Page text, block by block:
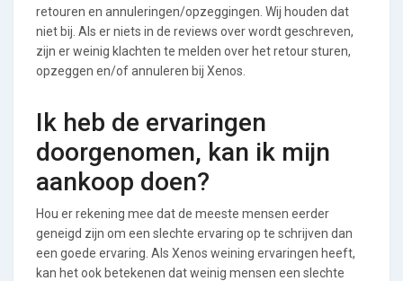
retouren en annuleringen/opzeggingen. Wij houden dat
niet bij. Als er niets in de reviews over wordt geschreven,
zijn er weinig klachten te melden over het retour sturen,
opzeggen en/of annuleren bij Xenos.
Ik heb de ervaringen
doorgenomen, kan ik mijn
aankoop doen?
Hou er rekening mee dat de meeste mensen eerder
geneigd zijn om een slechte ervaring op te schrijven dan
een goede ervaring. Als Xenos weining ervaringen heeft,
kan het ook betekenen dat weinig mensen een slechte